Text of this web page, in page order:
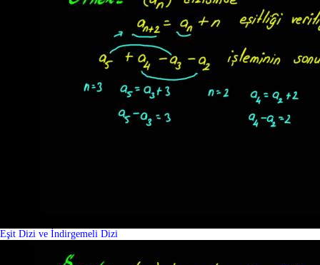
Eşit Dizi ve İndirgemeli Dizi